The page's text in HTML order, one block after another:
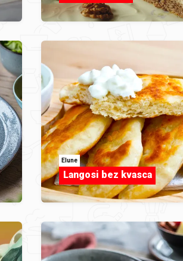
Elune
Langosi bez kvasca